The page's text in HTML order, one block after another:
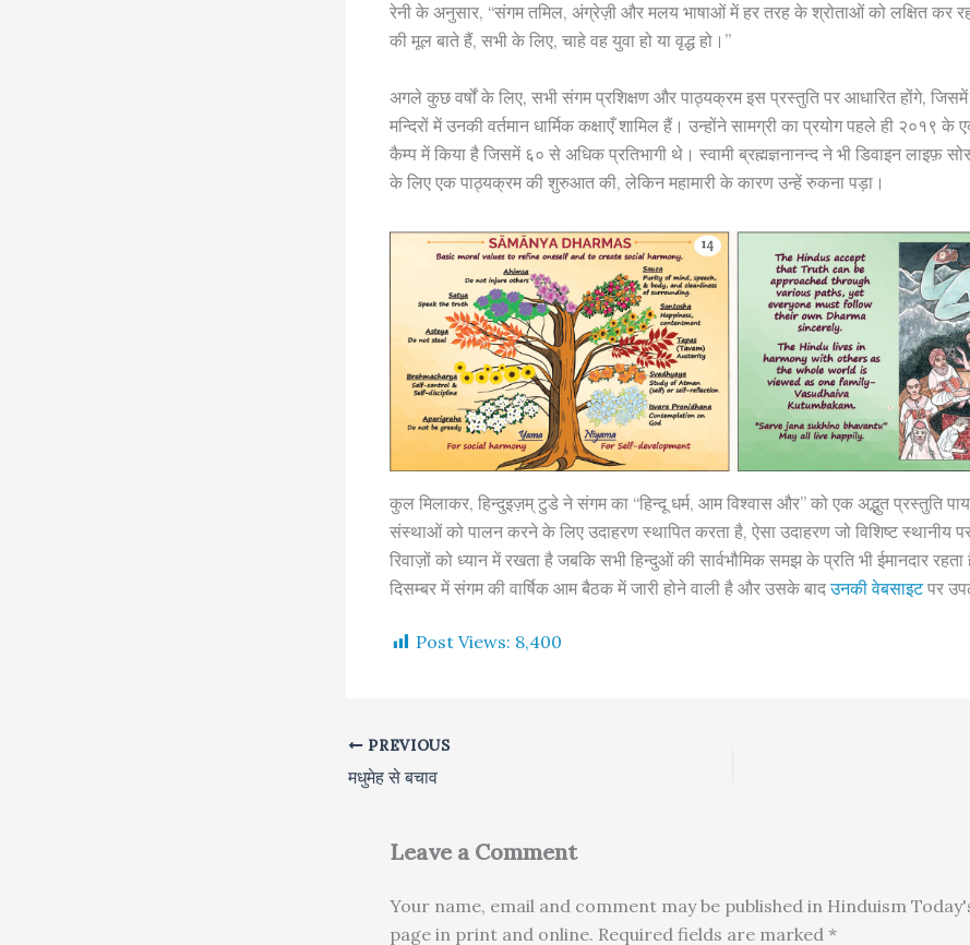
रेनी के अनुसार, “संगम तमिल, अंग्रेज़ी और मलय भाषाओं में हर तरह के श्रोताओं को लक्षित कर
की मूल बाते हैं, सभी के लिए, चाहे वह युवा हो या वृद्ध हो।”
अगले कुछ वर्षों के लिए, सभी संगम प्रशिक्षण और पाठ्यक्रम इस प्रस्तुति पर आधारित होंगे, जिसमें
मन्दिरों में उनकी वर्तमान धार्मिक कक्षाएँ शामिल हैं। उन्होंने सामग्री का प्रयोग पहले ही २०१९
कैम्प में किया है जिसमें ६० से अधिक प्रतिभागी थे। स्वामी ब्रह्मज्ञनानन्द ने भी डिवाइन लाइफ़
के लिए एक पाठ्यक्रम की शुरुआत की, लेकिन महामारी के कारण उन्हें रुकना पड़ा।
कुल मिलाकर, हिन्दुइज़म् टुडे ने संगम का “हिन्दू धर्म, आम विश्वास और” को एक अद्भुत प्रस्तुति
संस्थाओं को पालन करने के लिए उदाहरण स्थापित करता है, ऐसा उदाहरण जो विशिष्ट स्थानीय
रिवाज़ों को ध्यान में रखता है जबकि सभी हिन्दुओं की सार्वभौमिक समझ के प्रति भी ईमानदार
दिसम्बर में संगम की वार्षिक आम बैठक में जारी होने वाली है और उसके बादउनकी वेबसाइटपर
Post Views: 8,400
PREVIOUS
मधुमेह से बचाव
Leave a Comment
Your name, email and comment may be published in Hinduism
page in print and online. Required fields are marked *